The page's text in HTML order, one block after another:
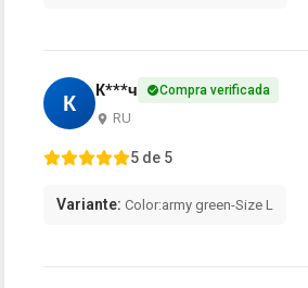
К К***ч Compra verificada
RU
5 de 5
Variante: Color:army green-Size L